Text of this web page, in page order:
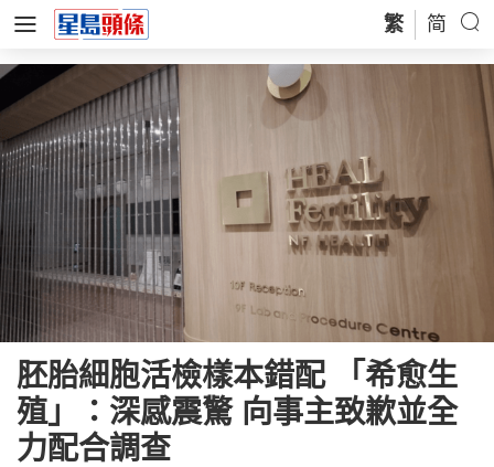
繁 简
胚胎細胞活檢樣本錯配 「希愈生
殖」：深感震驚 向事主致歉並全
力配合調查